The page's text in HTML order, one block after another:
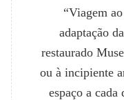
“Viagem
adaptação
restaurado
ou à incipiente
espaço a